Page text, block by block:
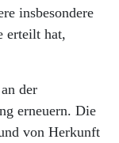
insbesondere
erteilt hat,
der
erneuern. Die
von Herkunft